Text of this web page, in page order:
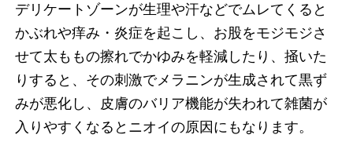
デリケートゾーンが生理や汗などでムレてくると
かぶれや痒み・炎症を起こし、お股をモジモジさ
せて太ももの擦れでかゆみを軽減したり、掻いた
りすると、その刺激でメラニンが生成されて黒ず
みが悪化し、皮膚のバリア機能が失われて雑菌が
入りやすくなるとニオイの原因にもなります。